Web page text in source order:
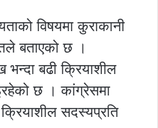
विषयमा कुराकानी
बताएको छ ।
बढी क्रियाशील
छ । कांग्रेसमा
क्रियाशील सदस्यप्रति